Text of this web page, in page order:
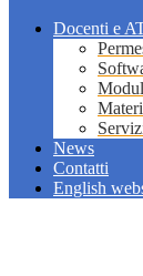
Docenti e
News
Contatti
English